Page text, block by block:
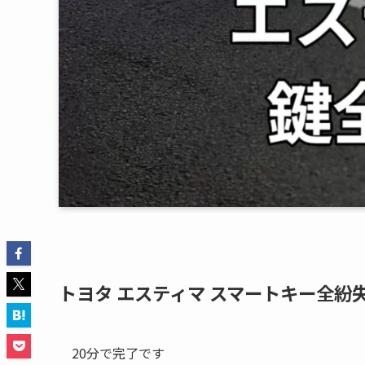
トヨタ エスティマ スマートキー全紛
20分で完了です